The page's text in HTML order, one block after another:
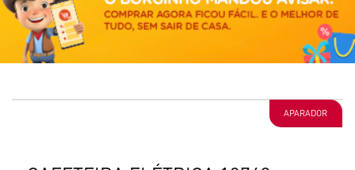
APARADOR